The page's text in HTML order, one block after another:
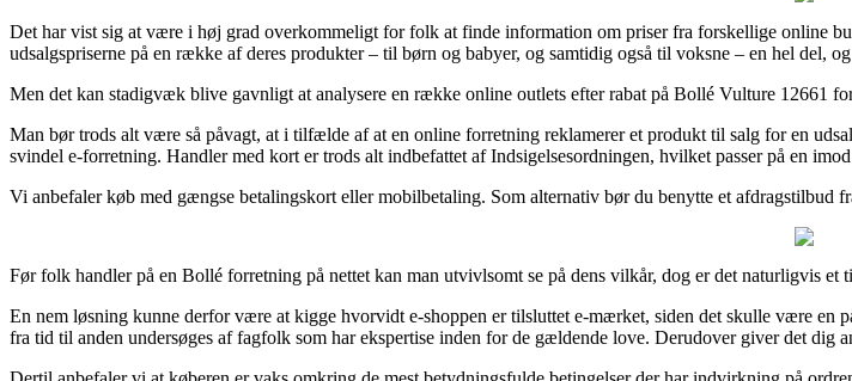
Det har vist sig at være i høj grad overkommeligt for folk at finde information om priser fra forskellige online
udsalgspriserne på en række af deres produkter – til børn og babyer, og samtidig også til voksne – en hel del,
Men det kan stadigvæk blive gavnligt at analysere en række online outlets efter rabat på Bollé Vulture 12661
Man bør trods alt være så påvagt, at i tilfælde af at en online forretning reklamerer et produkt til salg for en
svindel e-forretning. Handler med kort er trods alt indbefattet af Indsigelsesordningen, hvilket passer på en
Vi anbefaler køb med gængse betalingskort eller mobilbetaling. Som alternativ bør du benytte et
Før folk handler på en Bollé forretning på nettet kan man utvivlsomt se på dens vilkår, dog er det naturligvis et
En nem løsning kunne derfor være at kigge hvorvidt e-shoppen er tilsluttet e-mærket, siden det skulle være
fra tid til anden undersøges af fagfolk som har ekspertise inden for de gældende love. Derudover giver det dig